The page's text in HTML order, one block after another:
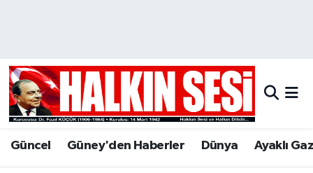
Güncel Güney'den Haberler Dünya Ayaklı
Hava Durumu
Trafik Durumu